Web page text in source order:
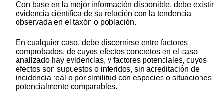
Con base en la mejor información disponible, debe existir
evidencia científica de su relación con la tendencia
observada en el taxón o población.
En cualquier caso, debe discernirse entre factores
comprobados, de cuyos efectos concretos en el caso
analizado hay evidencias, y factores potenciales, cuyos
efectos son supuestos o inferidos, sin acreditación de
incidencia real o por similitud con especies o situaciones
potencialmente comparables.